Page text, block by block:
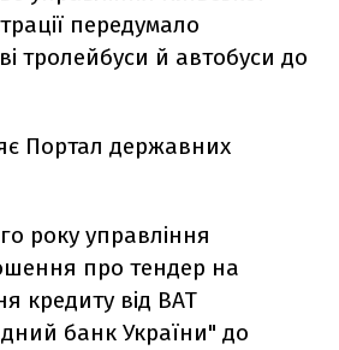
передумало
тролейбуси й автобуси до
Портал державних
року управління
про тендер на
кредиту від ВАТ
банк України" до